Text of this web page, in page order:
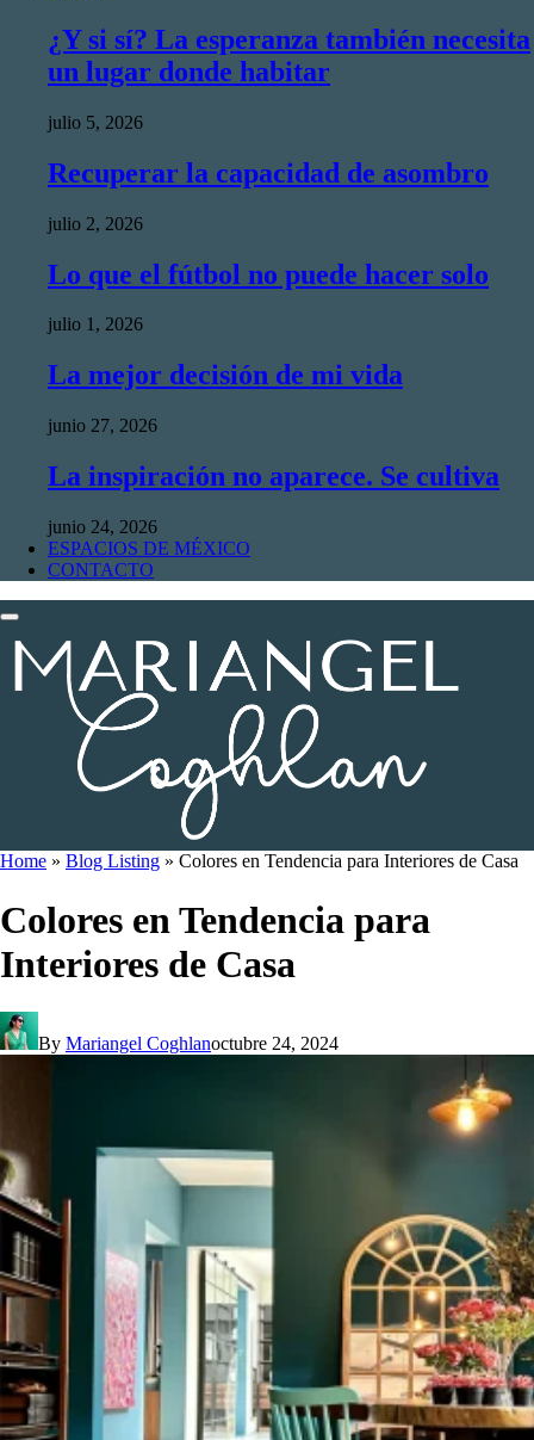
¿Y si sí? La esperanza también necesita
un lugar donde habitar
julio 5, 2026
Recuperar la capacidad de asombro
julio 2, 2026
Lo que el fútbol no puede hacer solo
julio 1, 2026
La mejor decisión de mi vida
junio 27, 2026
La inspiración no aparece. Se cultiva
junio 24, 2026
ESPACIOS DE MÉXICO
CONTACTO
Home » Blog Listing » Colores en Tendencia para Interiores de Casa
Colores en Tendencia para
Interiores de Casa
By Mariangel Coghlanoctubre 24, 2024